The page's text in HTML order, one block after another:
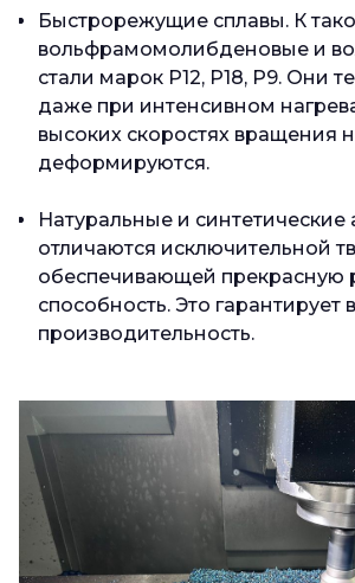
Быстрорежущие сплавы. К
вольфрамомолибденовые и
стали марок Р12, Р18, Р9. Они
даже при интенсивном
высоких скоростях вращения
деформируются.
Натуральные и
отличаются исключительной
обеспечивающей
способность. Это гарантирует
производительность.